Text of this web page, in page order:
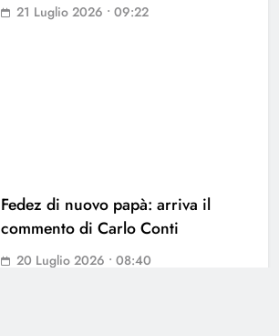
21 Luglio 2026 • 09:22
Fedez di nuovo papà: arriva il
commento di Carlo Conti
20 Luglio 2026 • 08:40